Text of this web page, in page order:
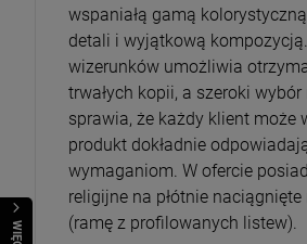
wspaniałą gamą
detali i wyjątkową
wizerunków umożliwia
trwałych kopii, a szeroki
sprawia, że każdy klient może
produkt dokładnie
wymaganiom. W ofercie
religijne na płótnie
(ramę z profilowanych listew).